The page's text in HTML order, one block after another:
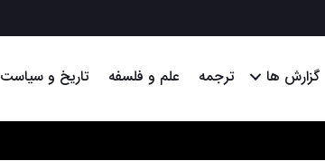
گزارش ها ترجمه علم و فلسفه تاریخ و سیاست